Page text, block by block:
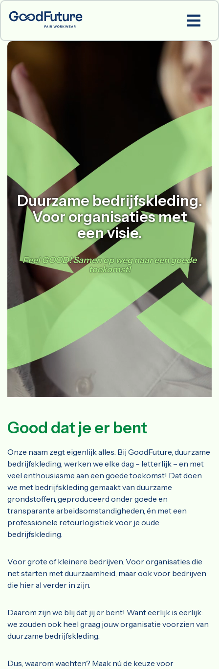
Duurzame bedrijfskleding.
Voor organisaties met
een visie.
Feel GOOD! Samen op weg naar een goede
toekomst!
Good dat je er bent
Onze naam zegt eigenlijk alles. Bij GoodFuture, duurzame
bedrijfskleding, werken we elke dag – letterlijk – en met
veel enthousiasme aan een goede toekomst! Dat doen
we met bedrijfskleding gemaakt van duurzame
grondstoffen, geproduceerd onder goede en
transparante arbeidsomstandigheden, én met een
professionele retourlogistiek voor je oude
bedrijfskleding.
Voor grote of kleinere bedrijven. Voor organisaties die
net starten met duurzaamheid, maar ook voor bedrijven
die hier al verder in zijn.
Daarom zijn we blij dat jij er bent! Want eerlijk is eerlijk:
we zouden ook heel graag jouw organisatie voorzien van
duurzame bedrijfskleding.
Dus, waarom wachten? Maak nú de keuze voor